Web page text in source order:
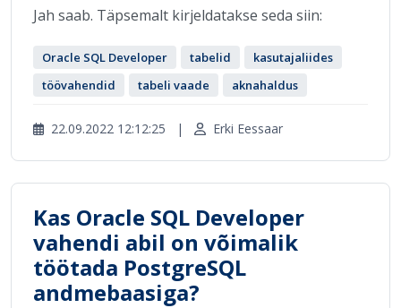
Jah saab. Täpsemalt kirjeldatakse seda siin:
Oracle SQL Developer tabelid
kasutajaliides
töövahendid
tabeli vaade aknahaldus
22.09.2022 12:12:25 | Erki Eessaar
Kas Oracle SQL Developer
vahendi abil on võimalik
töötada PostgreSQL
andmebaasiga?